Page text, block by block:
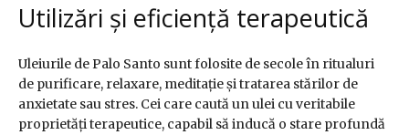
Utilizări și eficiență terapeutică
Uleiurile de Palo Santo sunt folosite de secole în ritualuri
de purificare, relaxare, meditație și tratarea stărilor de
anxietate sau stres. Cei care caută un ulei cu veritabile
proprietăți terapeutice, capabil să inducă o stare profundă